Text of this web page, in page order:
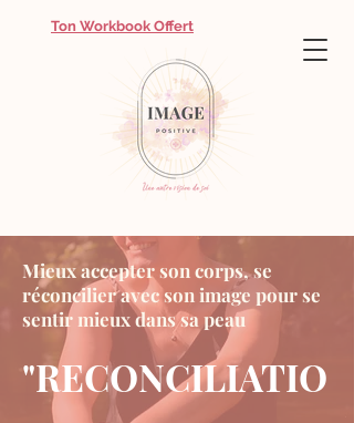
Ton Workbook Offert
Mieux accepter son corps, se
réconcilier avec son image pour se
sentir mieux dans sa peau
"RECONCILIATIO